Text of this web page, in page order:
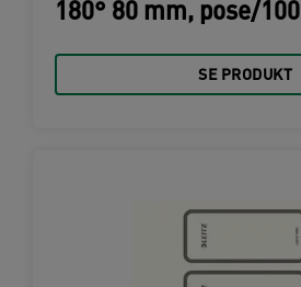
180° 80 mm, pose/100
SE PRODUKT